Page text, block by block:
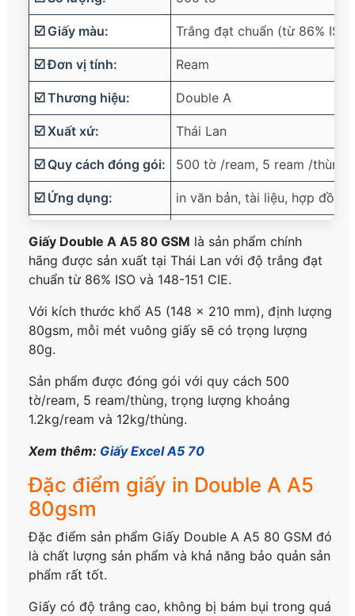
☑️ Giấy màu: Trắng đạt chuẩn (từ 86% ISO;
☑️ Đơn vị tính: Ream
☑️ Thương hiệu: Double A
☑️ Xuất xứ: Thái Lan
☑️ Quy cách đóng gói: 500 tờ /ream, 5 ream /thùng
☑️ Ứng dụng: in văn bản, tài liệu, hợp
Khoản 1.2kg /ream, 12kg /
Giấy Double A A5 80 GSM là sản phẩm chính
hãng được sản xuất tại Thái Lan với độ trắng đạt
chuẩn từ 86% ISO và 148-151 CIE.
Với kích thước khổ A5 (148 x 210 mm), định lượng
80gsm, mỗi mét vuông giấy sẽ có trọng lượng
80g.
Sản phẩm được đóng gói với quy cách 500
tờ/ream, 5 ream/thùng, trọng lượng khoảng
1.2kg/ream và 12kg/thùng.
Xem thêm: Giấy Excel A5 70
Đặc điểm giấy in Double A A5
80gsm
Đặc điểm sản phẩm Giấy Double A A5 80 GSM đó
là chất lượng sản phẩm và khả năng bảo quản sản
phẩm rất tốt.
Giấy có độ trắng cao, không bị bám bụi trong quá